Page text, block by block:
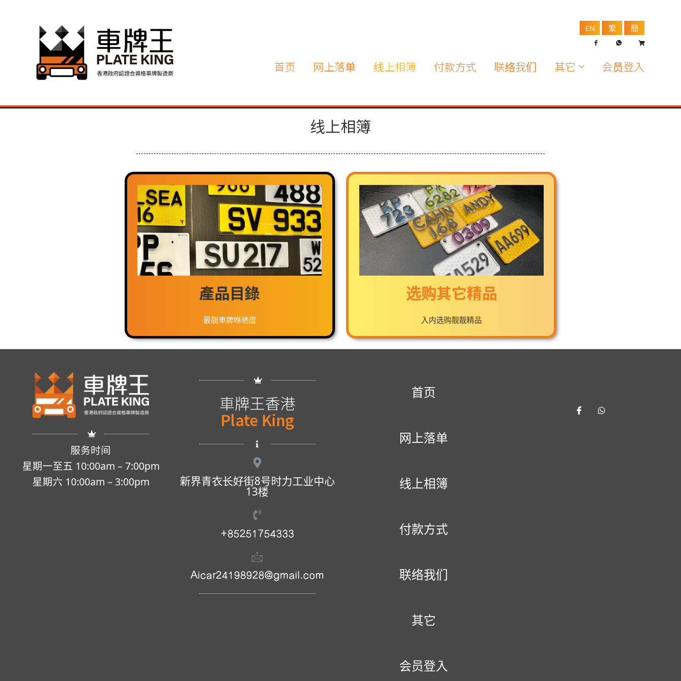
EN 繁 簡
首页 网上落单 线上相簿 付款方式 联络我们 其它 会员登入
线上相簿
產品目錄
最靚車牌喺晒度
选购其它精品
入内选购靓靓精品
服务时间
星期一至五 10:00am – 7:00pm
星期六 10:00am – 3:00pm
車牌王香港
Plate King
新界青衣长好街8号时力工业中心
13楼
+85251754333
Aicar24198928@gmail.com
首页
网上落单
线上相簿
付款方式
联络我们
其它
会员登入